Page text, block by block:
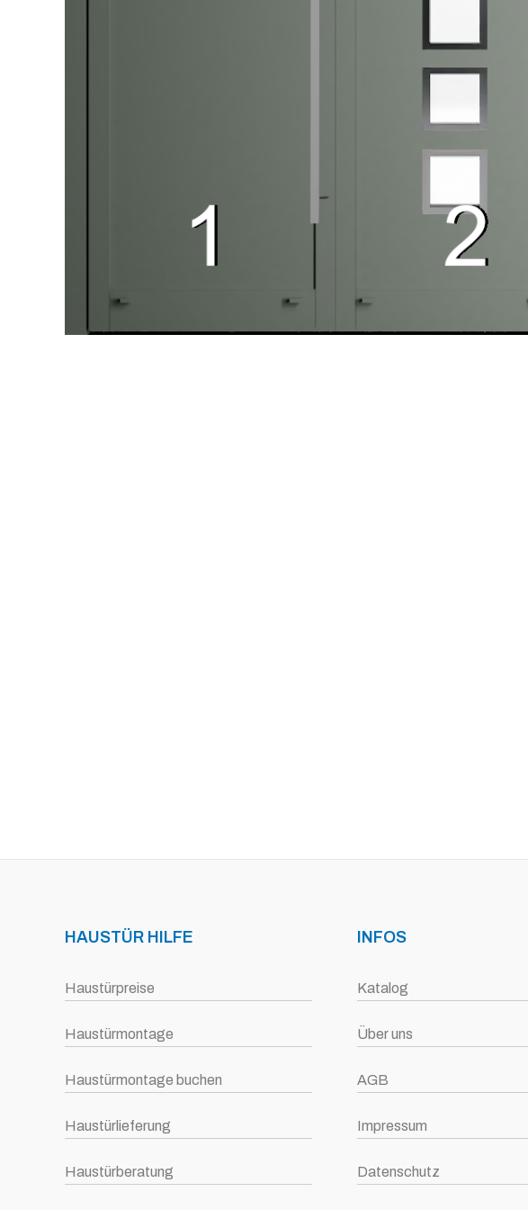
HAUSTÜR HILFE
Haustürpreise
Haustürmontage
Haustürmontage buchen
Haustürlieferung
Haustürberatung
INFOS
Katalog
Über uns
AGB
Impressum
Datenschutz